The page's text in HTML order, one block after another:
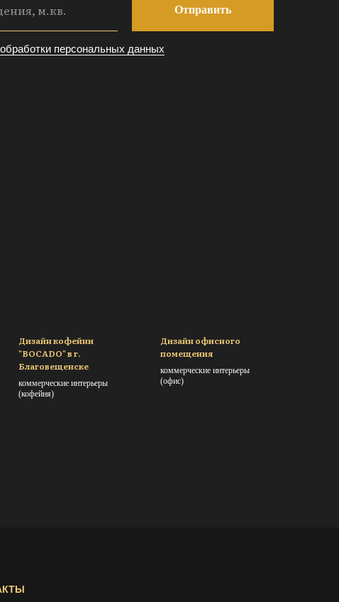
персональных данных
Отправить
Дизайн кофейни
"BOCADO" в г.
Благовещенске
коммерческие интерьеры
(кофейня)
Дизайн офисного
помещения
коммерческие интерьеры
(офис)